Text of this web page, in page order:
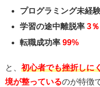
プログラミング未経
学習の途中離脱率3
転職成功率99%
と、 初心者でも挫折しに
境が整っているのが特徴